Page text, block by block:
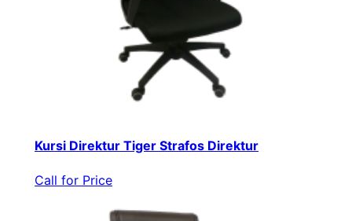
Kursi Direktur Tiger Strafos Direktur
Call for Price